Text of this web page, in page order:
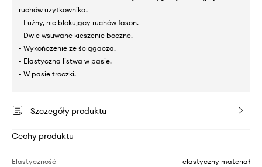
ruchów użytkownika.
- Luźny, nie blokujący ruchów fason.
- Dwie wsuwane kieszenie boczne.
- Wykończenie ze ściągacza.
- Elastyczna listwa w pasie.
- W pasie troczki.
Szczegóły produktu
Cechy produktu
Elastyczność elastyczny materiał